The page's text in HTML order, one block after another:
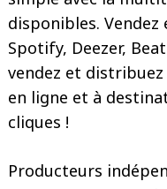
disponibles. Vendez
Spotify, Deezer,
vendez et
en ligne et à
cliques !
Producteurs